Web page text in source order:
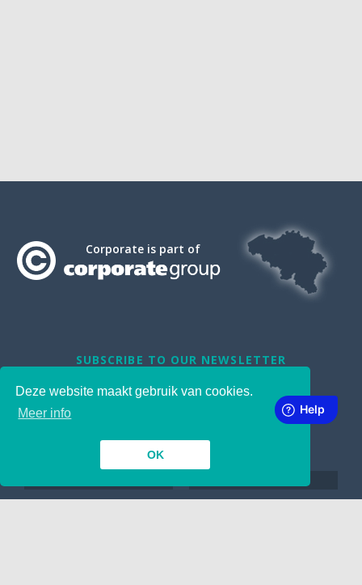
Deze website maakt gebruik van cookies.
Meer info
OK
Corporate is part of
SUBSCRIBE TO OUR NEWSLETTER